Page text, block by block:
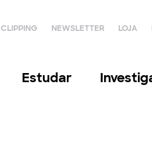
CLIPPING NEWSLETTER LOJA
Estudar